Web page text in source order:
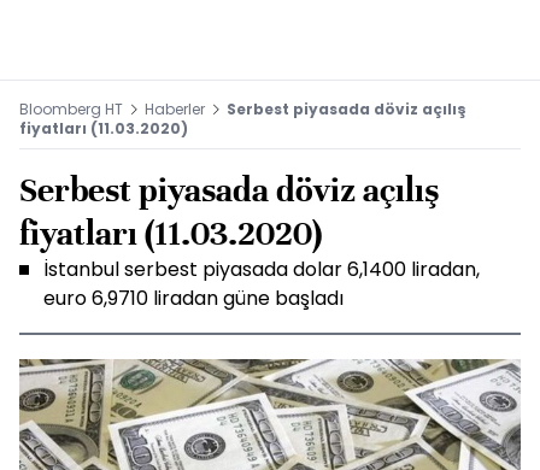
Bloomberg HT Haberler
Serbest piyasada döviz açılış
fiyatları (11.03.2020)
Serbest piyasada döviz açılış
fiyatları (11.03.2020)
İstanbul serbest piyasada dolar 6,1400 liradan,
euro 6,9710 liradan güne başladı